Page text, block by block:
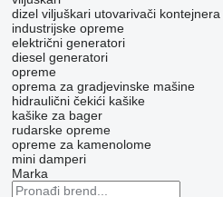
dizel viljuškari utovarivači kontejnera
industrijske opreme
električni generatori
diesel generatori
opreme
oprema za gradjevinske mašine
hidraulični čekići kašike
kašike za bager
rudarske opreme
opreme za kamenolome
mini damperi
Marka